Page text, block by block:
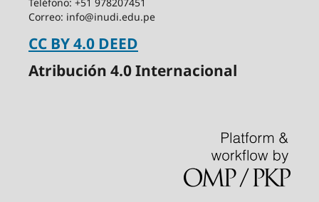
Correo: info@inudi.edu.pe
CC BY 4.0 DEED
Atribución 4.0 Internacional